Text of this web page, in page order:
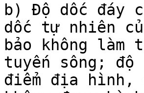
b) Độ dốc đáy
dốc tự nhiên
bảo không
tuyến sông;
điểm địa hình,